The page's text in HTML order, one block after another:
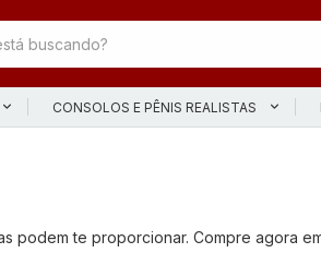
CONSOLOS E PÊNIS REALISTAS
podem te proporcionar. Compre agora